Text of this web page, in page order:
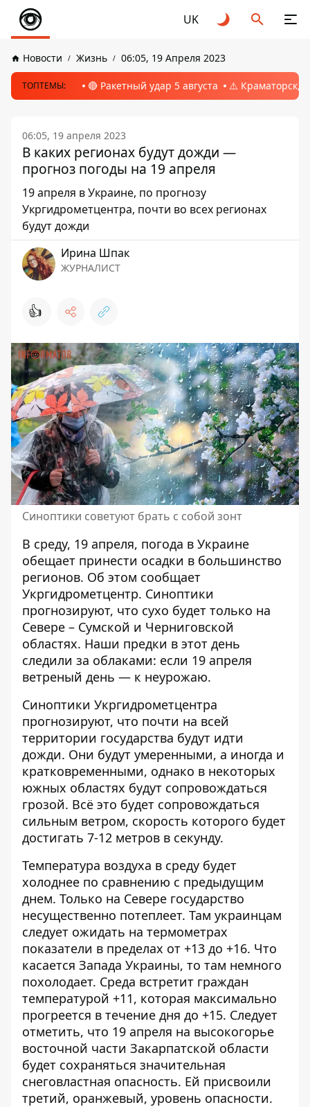
UK
Новости Жизнь 06:05, 19 Апреля 2023
ТОПТЕМЫ: 🔴 Ракетный удар 5 августа ⚠️ Краматорск,
06:05, 19 апреля 2023
В каких регионах будут дожди —
прогноз погоды на 19 апреля
19 апреля в Украине, по прогнозу
Укргидрометцентра, почти во всех регионах
будут дожди
Ирина Шпак
ЖУРНАЛИСТ
👍
Синоптики советуют брать с собой зонт
В среду, 19 апреля, погода в Украине
обещает принести осадки в большинство
регионов. Об этом сообщает
Укргидрометцентр. Синоптики
прогнозируют, что сухо будет только на
Севере – Сумской и Черниговской
областях. Наши предки в этот день
следили за облаками: если 19 апреля
ветреный день — к неурожаю.
Синоптики Укргидрометцентра
прогнозируют, что почти на всей
территории государства будут идти
дожди. Они будут умеренными, а иногда и
кратковременными, однако в некоторых
южных областях будут сопровождаться
грозой. Всё это будет сопровождаться
сильным ветром, скорость которого будет
достигать 7-12 метров в секунду.
Температура воздуха в среду будет
холоднее по сравнению с предыдущим
днем. Только на Севере государство
несущественно потеплеет. Там украинцам
следует ожидать на термометрах
показатели в пределах от +13 до +16. Что
касается Запада Украины, то там немного
похолодает. Среда встретит граждан
температурой +11, которая максимально
прогреется в течение дня до +15. Следует
отметить, что 19 апреля на высокогорье
восточной части Закарпатской области
будет сохраняться значительная
снеговластная опасность. Ей присвоили
третий, оранжевый, уровень опасности.